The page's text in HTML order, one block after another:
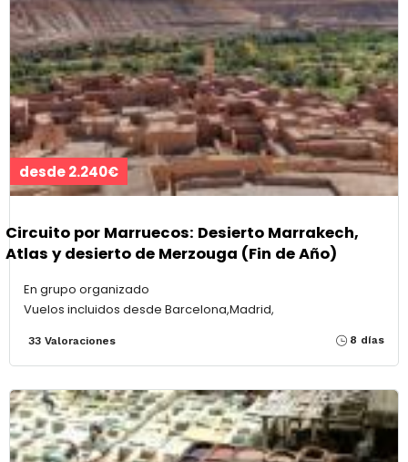
desde 2.240€
Circuito por Marruecos: Desierto Marrakech,
Atlas y desierto de Merzouga (Fin de Año)
En grupo organizado
Vuelos incluidos desde Barcelona,Madrid,
33 Valoraciones 8 días